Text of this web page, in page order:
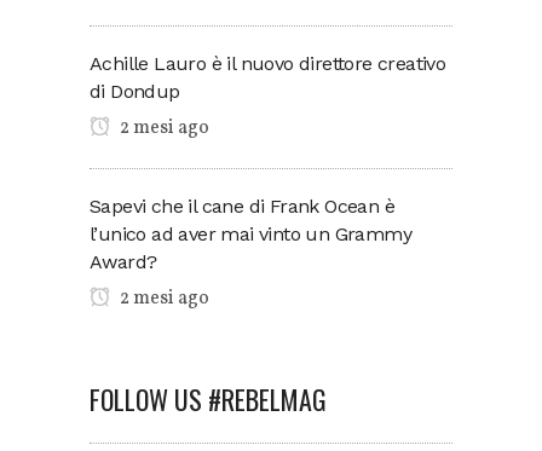
Achille Lauro è il nuovo direttore creativo
di Dondup
2 mesi ago
Sapevi che il cane di Frank Ocean è
l’unico ad aver mai vinto un Grammy
Award?
2 mesi ago
FOLLOW US #REBELMAG